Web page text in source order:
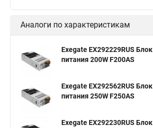
Аналоги по характеристикам
Exegate EX292229RUS Блок
питания 200W F200AS
Exegate EX292562RUS Блок
питания 250W F250AS
Exegate EX292230RUS Блок